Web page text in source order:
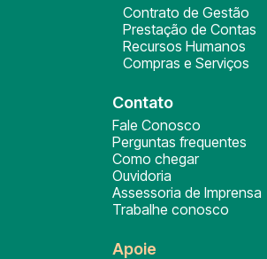
Contrato de Gestão
Prestação de Contas
Recursos Humanos
Compras e Serviços
Contato
Fale Conosco
Perguntas frequentes
Como chegar
Ouvidoria
Assessoria de Imprensa
Trabalhe conosco
Apoie